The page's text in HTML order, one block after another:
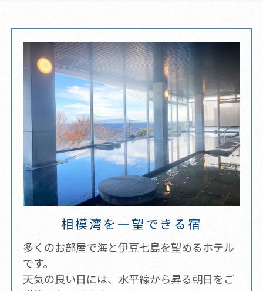
相模湾を一望できる宿
多くのお部屋で海と伊豆七島を望めるホテル
です。
天気の良い日には、水平線から昇る朝日をご